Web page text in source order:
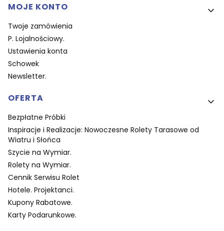
MOJE KONTO
Twoje zamówienia
P. Lojalnościowy.
Ustawienia konta
Schowek
Newsletter.
OFERTA
Bezpłatne Próbki
Inspiracje i Realizacje: Nowoczesne Rolety Tarasowe od
Wiatru i Słońca
Szycie na Wymiar.
Rolety na Wymiar.
Cennik Serwisu Rolet
Hotele. Projektanci.
Kupony Rabatowe.
Karty Podarunkowe.